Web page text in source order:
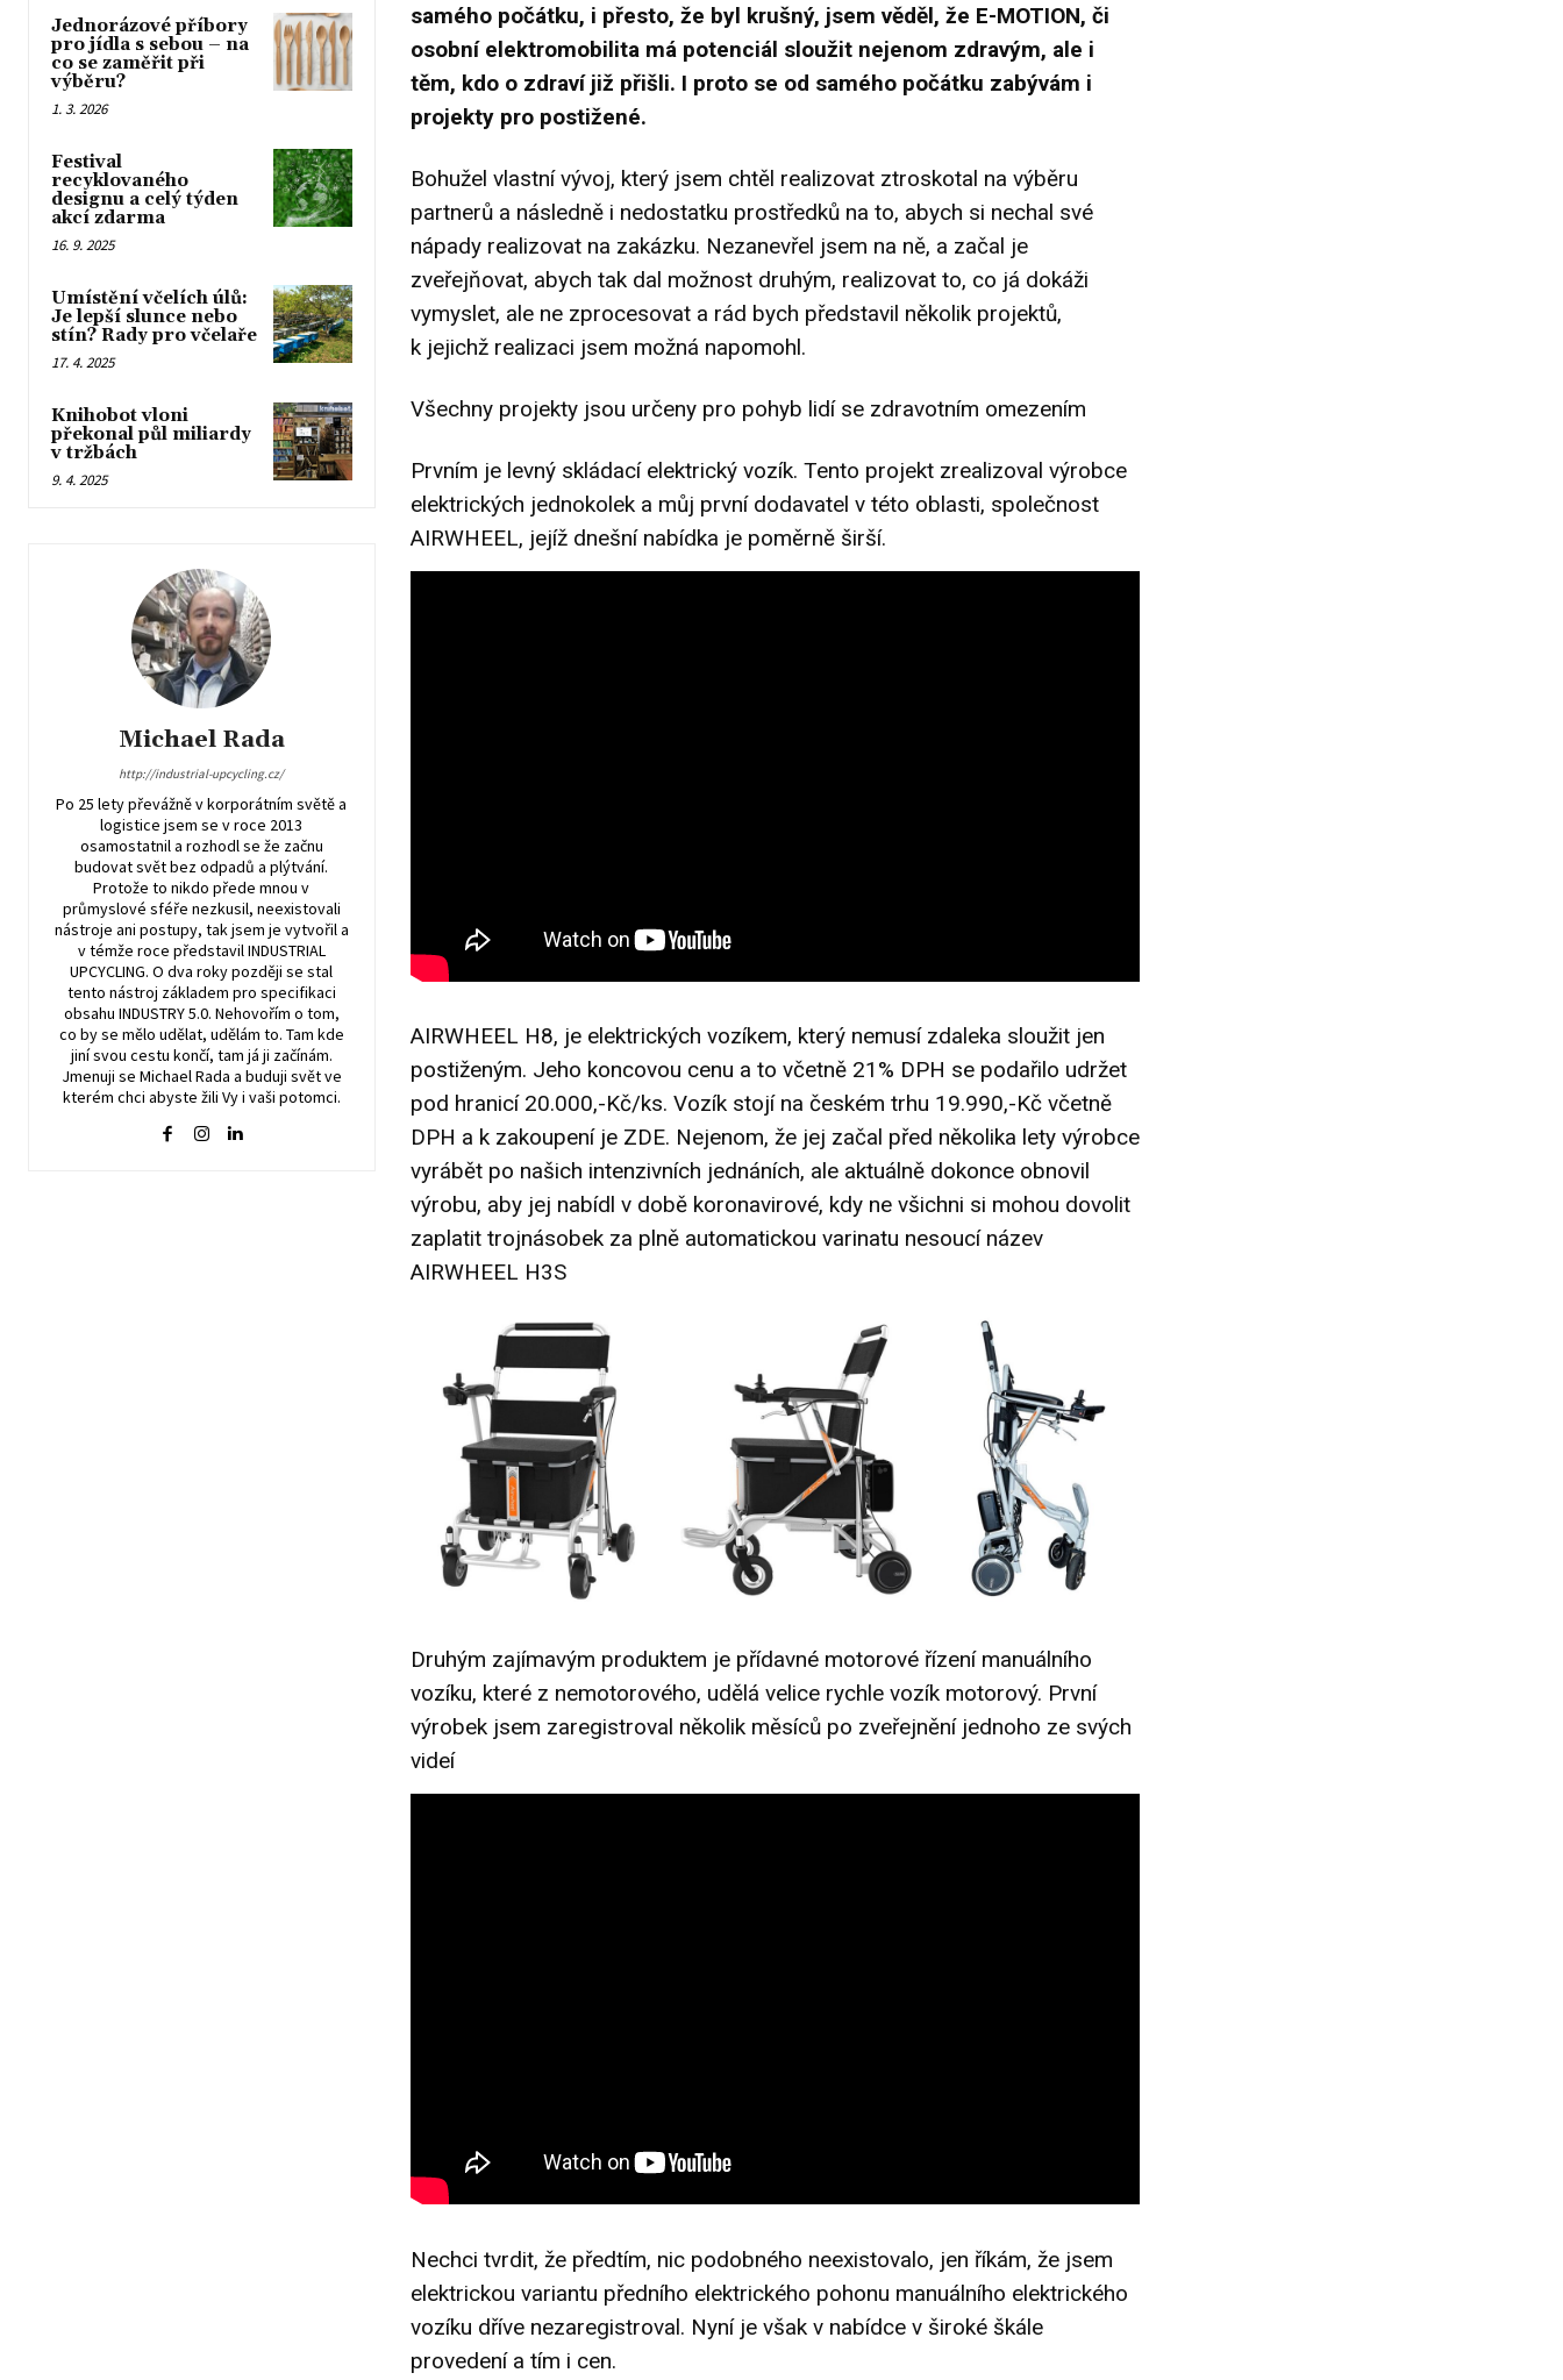
Jednorázové příbory
pro jídla s sebou – na
co se zaměřit při
výběru?
1. 3. 2026
Festival
recyklovaného
designu a celý týden
akcí zdarma
16. 9. 2025
Umístění včelích úlů:
Je lepší slunce nebo
stín? Rady pro včelaře
17. 4. 2025
Knihobot vloni
překonal půl miliardy
v tržbách
9. 4. 2025
Michael Rada
http://industrial-upcycling.cz/
Po 25 lety převážně v korporátním světě a
logistice jsem se v roce 2013
osamostatnil a rozhodl se že začnu
budovat svět bez odpadů a plýtvání.
Protože to nikdo přede mnou v
průmyslové sféře nezkusil, neexistovali
nástroje ani postupy, tak jsem je vytvořil a
v témže roce představil INDUSTRIAL
UPCYCLING. O dva roky později se stal
tento nástroj základem pro specifikaci
obsahu INDUSTRY 5.0. Nehovořím o tom,
co by se mělo udělat, udělám to. Tam kde
jiní svou cestu končí, tam já ji začínám.
Jmenuji se Michael Rada a buduji svět ve
kterém chci abyste žili Vy i vaši potomci.
samého počátku, i přesto, že byl krušný, jsem věděl, že E-MOTION, či
osobní elektromobilita má potenciál sloužit nejenom zdravým, ale i
těm, kdo o zdraví již přišli. I proto se od samého počátku zabývám i
projekty pro postižené.
Bohužel vlastní vývoj, který jsem chtěl realizovat ztroskotal na výběru
partnerů a následně i nedostatku prostředků na to, abych si nechal své
nápady realizovat na zakázku. Nezanevřel jsem na ně, a začal je
zveřejňovat, abych tak dal možnost druhým, realizovat to, co já dokáži
vymyslet, ale ne zprocesovat a rád bych představil několik projektů,
k jejichž realizaci jsem možná napomohl.
Všechny projekty jsou určeny pro pohyb lidí se zdravotním omezením
Prvním je levný skládací elektrický vozík. Tento projekt zrealizoval výrobce
elektrických jednokolek a můj první dodavatel v této oblasti, společnost
AIRWHEEL, jejíž dnešní nabídka je poměrně širší.
AIRWHEEL H8, je elektrických vozíkem, který nemusí zdaleka sloužit jen
postiženým. Jeho koncovou cenu a to včetně 21% DPH se podařilo udržet
pod hranicí 20.000,-Kč/ks. Vozík stojí na českém trhu 19.990,-Kč včetně
DPH a k zakoupení je ZDE. Nejenom, že jej začal před několika lety výrobce
vyrábět po našich intenzivních jednáních, ale aktuálně dokonce obnovil
výrobu, aby jej nabídl v době koronavirové, kdy ne všichni si mohou dovolit
zaplatit trojnásobek za plně automatickou varinatu nesoucí název
AIRWHEEL H3S
Druhým zajímavým produktem je přídavné motorové řízení manuálního
vozíku, které z nemotorového, udělá velice rychle vozík motorový. První
výrobek jsem zaregistroval několik měsíců po zveřejnění jednoho ze svých
videí
Nechci tvrdit, že předtím, nic podobného neexistovalo, jen říkám, že jsem
elektrickou variantu předního elektrického pohonu manuálního elektrického
vozíku dříve nezaregistroval. Nyní je však v nabídce v široké škále
provedení a tím i cen.